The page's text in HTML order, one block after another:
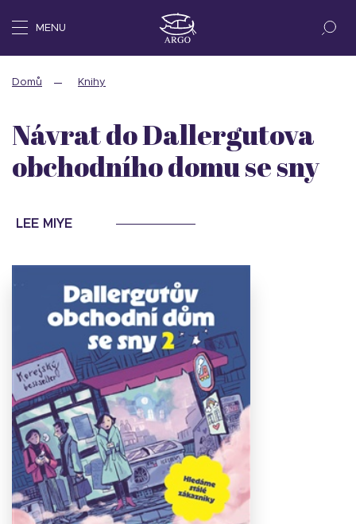
MENU
Domů Knihy
Návrat do Dallergutova
obchodního domu se sny
LEE MIYE